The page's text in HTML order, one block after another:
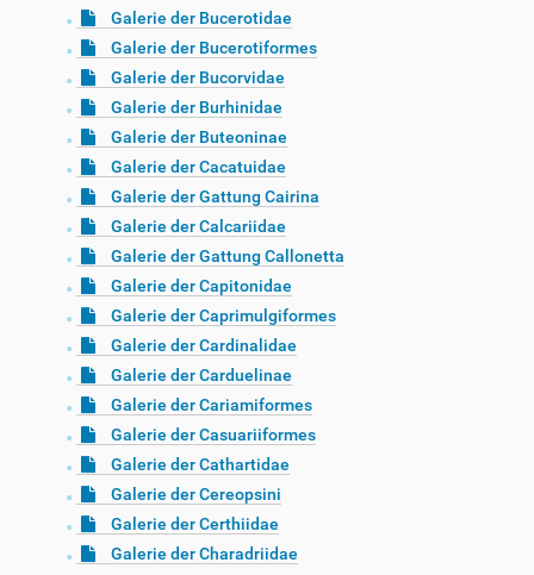
Galerie der Bucerotidae
Galerie der Bucerotiformes
Galerie der Bucorvidae
Galerie der Burhinidae
Galerie der Buteoninae
Galerie der Cacatuidae
Galerie der Gattung Cairina
Galerie der Calcariidae
Galerie der Gattung Callonetta
Galerie der Capitonidae
Galerie der Caprimulgiformes
Galerie der Cardinalidae
Galerie der Carduelinae
Galerie der Cariamiformes
Galerie der Casuariiformes
Galerie der Cathartidae
Galerie der Cereopsini
Galerie der Certhiidae
Galerie der Charadriidae